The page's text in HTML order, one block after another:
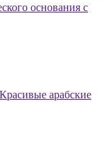
основания с
арабские